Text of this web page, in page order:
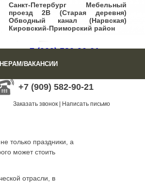
Санкт-Петербург Мебельный
проезд 2В (Старая деревня)
Обводный канал (Нарвская)
Кировский-Приморский район
+7 (909) 582-90-21
звонок|Написать письмо
+7 (909) 582-90-21
Заказать звонок Написать письмо
ВАКАНСИИ
только праздники, а
может стоить
отрасли, в